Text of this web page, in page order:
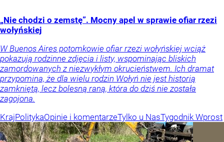
„Nie chodzi o zemstę”. Mocny apel w sprawie ofiar rzezi
wołyńskiej
W Buenos Aires potomkowie ofiar rzezi wołyńskiej wciąż
pokazują rodzinne zdjęcia i listy, wspominając bliskich
zamordowanych z niezwykłym okrucieństwem. Ich dramat
przypomina, że dla wielu rodzin Wołyń nie jest historią
zamkniętą, lecz bolesną raną, która do dziś nie została
zagojona.
KrajPolitykaOpinie i komentarzeTylko u NasTygodnik Wprost